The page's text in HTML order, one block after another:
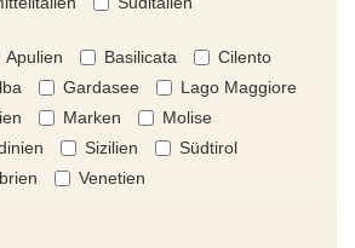
Apulien Basilicata
Cilento
Gardasee
Lago Maggiore
Marken
Molise
Sizilien
Südtirol
Venetien